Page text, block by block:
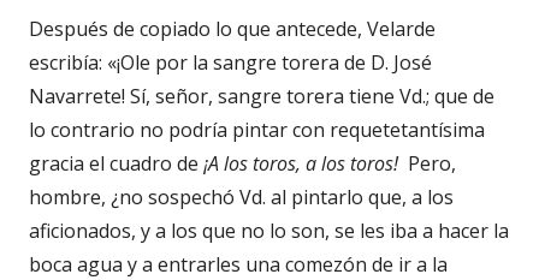
Después de copiado lo que antecede, Velarde
escribía: «¡Ole por la sangre torera de D. José
Navarrete! Sí, señor, sangre torera tiene Vd.; que de
lo contrario no podría pintar con requetetantísima
gracia el cuadro de ¡A los toros, a los toros! Pero,
hombre, ¿no sospechó Vd. al pintarlo que, a los
aficionados, y a los que no lo son, se les iba a hacer la
boca agua y a entrarles una comezón de ir a la